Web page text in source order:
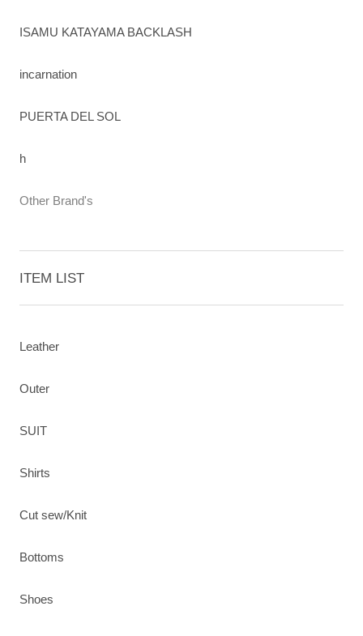
ISAMU KATAYAMA BACKLASH
incarnation
PUERTA DEL SOL
h
Other Brand's
ITEM LIST
Leather
Outer
SUIT
Shirts
Cut sew/Knit
Bottoms
Shoes